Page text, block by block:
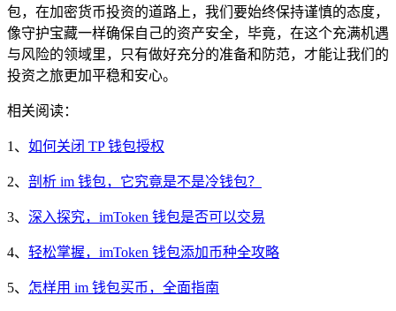
包，在加密货币投资的道路上，我们要始终保持谨慎的态度，
像守护宝藏一样确保自己的资产安全，毕竟，在这个充满机遇
与风险的领域里，只有做好充分的准备和防范，才能让我们的
投资之旅更加平稳和安心。
相关阅读：
1、 如何关闭 TP 钱包授权
2、 剖析 im 钱包，它究竟是不是冷钱包？
3、 深入探究，imToken 钱包是否可以交易
4、 轻松掌握，imToken 钱包添加币种全攻略
5、 怎样用 im 钱包买币，全面指南